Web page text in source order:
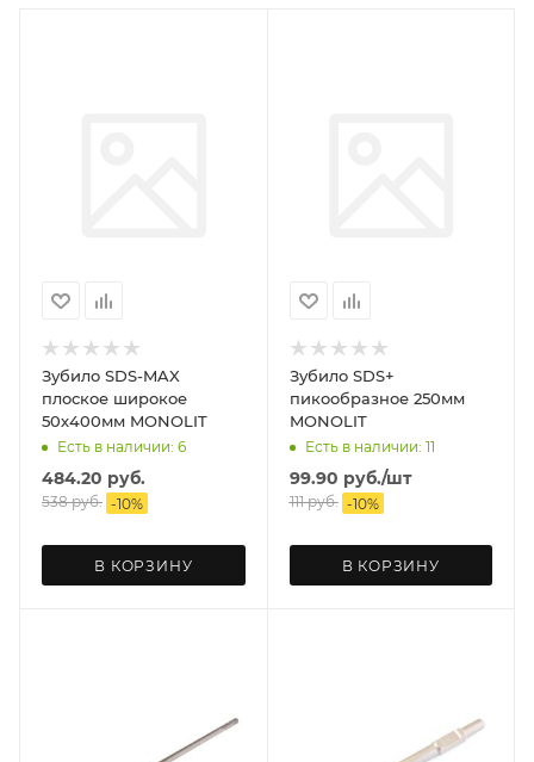
Зубило SDS-MAX
плоское широкое
50х400мм MONOLIT
Есть в наличии: 6
484.20 руб.
538руб. -10%
В КОРЗИНУ
Зубило SDS+
пикообразное 250мм
MONOLIT
Есть в наличии: 11
99.90 руб./шт
111руб. -10%
В КОРЗИНУ